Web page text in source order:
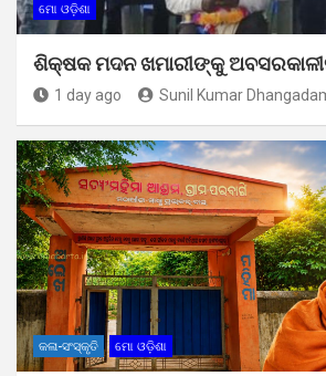
ମୋ ଓଡ଼ିଶା
ଶିକ୍ଷକ ମଦନ ଖମାରୀଙ୍କୁ
1 day ago Sunil Kumar
କଳା-ସଂସ୍କୃତି ମୋ ଓଡ଼ିଶା